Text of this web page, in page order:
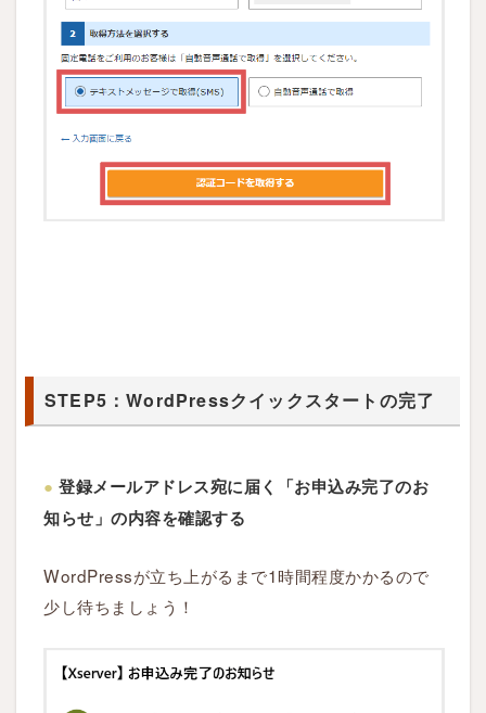
STEP5：WordPressクイックスタートの完了
● 登録メールアドレス宛に届く「お申込み完了のお
知らせ」の内容を確認する
WordPressが立ち上がるまで1時間程度かかるので
少し待ちましょう！